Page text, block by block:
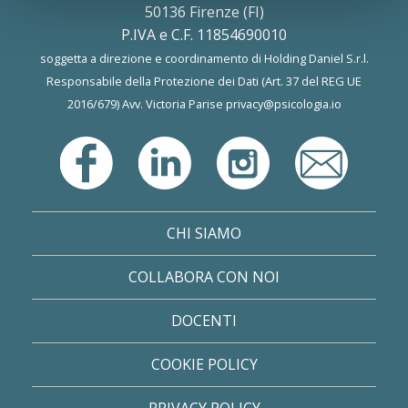
50136 Firenze (FI)
P.IVA e C.F. 11854690010
soggetta a direzione e coordinamento di Holding Daniel S.r.l.
Responsabile della Protezione dei Dati (Art. 37 del REG UE
2016/679) Avv. Victoria Parise privacy@psicologia.io
CHI SIAMO
COLLABORA CON NOI
DOCENTI
COOKIE POLICY